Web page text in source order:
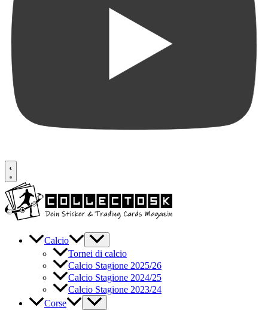
Calcio
Tornei di calcio
Calcio Stagione 2025/26
Calcio Stagione 2024/25
Calcio Stagione 2023/24
Corse